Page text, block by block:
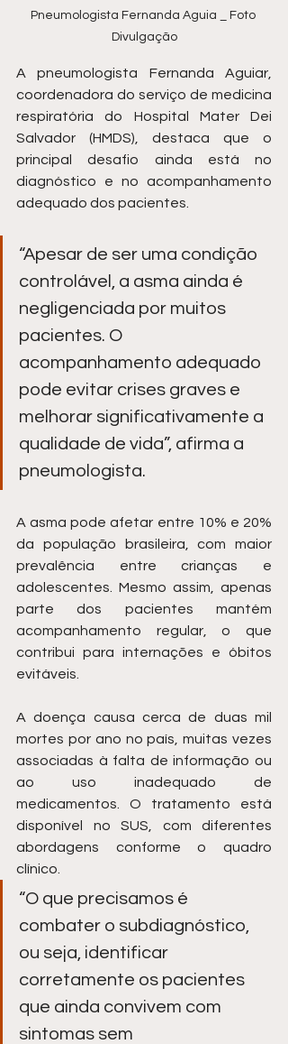
Pneumologista Fernanda Aguia _ Foto
Divulgação
A pneumologista Fernanda Aguiar,
coordenadora do serviço de medicina
respiratória do Hospital Mater Dei
Salvador (HMDS), destaca que o
principal desafio ainda está no
diagnóstico e no acompanhamento
adequado dos pacientes.
“Apesar de ser uma condição
controlável, a asma ainda é
negligenciada por muitos
pacientes. O
acompanhamento adequado
pode evitar crises graves e
melhorar significativamente a
qualidade de vida”, afirma a
pneumologista.
A asma pode afetar entre 10% e 20%
da população brasileira, com maior
prevalência entre crianças e
adolescentes. Mesmo assim, apenas
parte dos pacientes mantém
acompanhamento regular, o que
contribui para internações e óbitos
evitáveis.
A doença causa cerca de duas mil
mortes por ano no país, muitas vezes
associadas à falta de informação ou
ao uso inadequado de
medicamentos. O tratamento está
disponível no SUS, com diferentes
abordagens conforme o quadro
clínico.
“O que precisamos é
combater o subdiagnóstico,
ou seja, identificar
corretamente os pacientes
que ainda convivem com
sintomas sem